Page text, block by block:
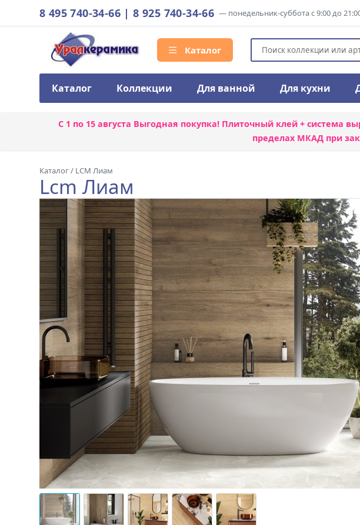
8 495 740-34-66 |8 925 740-34-66 — понедельник-суббота с 9:00 до
Каталог
Каталог Коллекции Для ванной Для кухни
С 1 по 15 августа Выгодная покупка! Плиточный клей + система
пределах МКАД при
Каталог/ LCM Лиам
Lcm Лиам